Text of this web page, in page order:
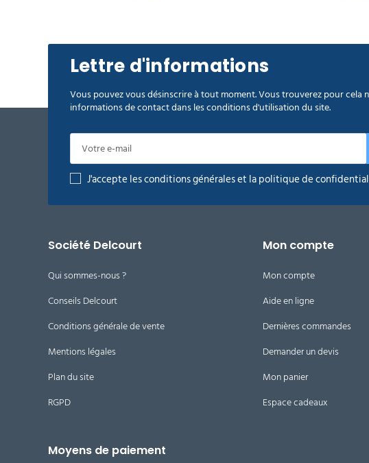
Lettre d'informations
Vous pouvez vous désinscrire à tout moment. Vous trouverez pour cela
informations de contact dans les conditions d'utilisation du site.
J'accepte les conditions générales et la politique de
Société Delcourt
Qui sommes-nous ?
Conseils Delcourt
Conditions générale de vente
Mentions légales
Plan du site
RGPD
Mon compte
Mon compte
Aide en ligne
Dernières commandes
Demander un devis
Mon panier
Espace cadeaux
Moyens de paiement